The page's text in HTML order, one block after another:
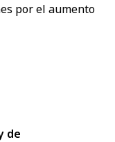
por el aumento
de